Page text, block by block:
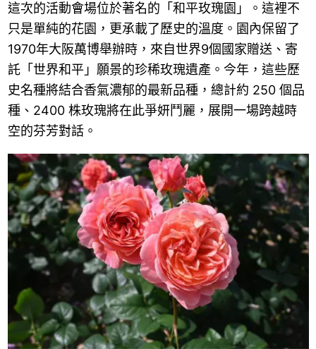
這次的活動會場位於著名的「和平玫瑰園」。這裡不
只是單純的花園，更承載了歷史的溫度。園內保留了
1970年大阪萬博舉辦時，來自世界9個國家贈送、寄
託「世界和平」願景的珍稀玫瑰遺產。今年，這些歷
史名種將結合香氣濃郁的最新品種，總計約 250 個品
種、2400 株玫瑰將在此爭妍鬥麗，展開一場跨越時
空的芬芳對話。